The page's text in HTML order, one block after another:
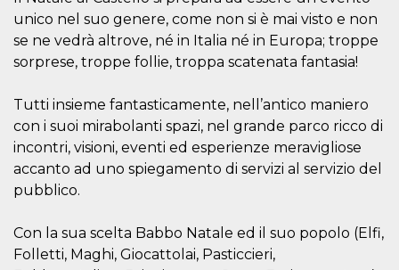
unico nel suo genere, come non si è mai visto e non
se ne vedrà altrove, né in Italia né in Europa; troppe
sorprese, troppe follie, troppa scatenata fantasia!
Tutti insieme fantasticamente, nell’antico maniero
con i suoi mirabolanti spazi, nel grande parco ricco di
incontri, visioni, eventi ed esperienze meravigliose
accanto ad uno spiegamento di servizi al servizio del
pubblico.
Con la sua scelta Babbo Natale ed il suo popolo (Elfi,
Folletti, Maghi, Giocattolai, Pasticcieri,
necessario che il
banner dei
Cookie-
Script.com
funzioni
Storage declaration
Nome
type
Descrizione
fbssls_314278995690155
storage
cn_uc__
Local